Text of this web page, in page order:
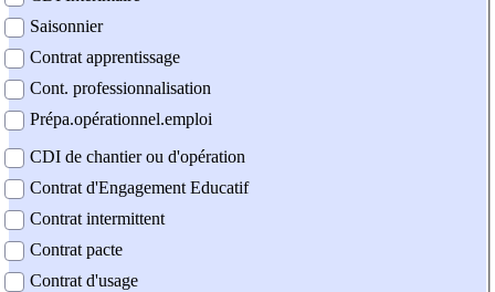
Saisonnier
Contrat apprentissage
Cont. professionnalisation
Prépa.opérationnel.emploi
CDI de chantier ou d'opération
Contrat d'Engagement Educatif
Contrat intermittent
Contrat pacte
Contrat d'usage